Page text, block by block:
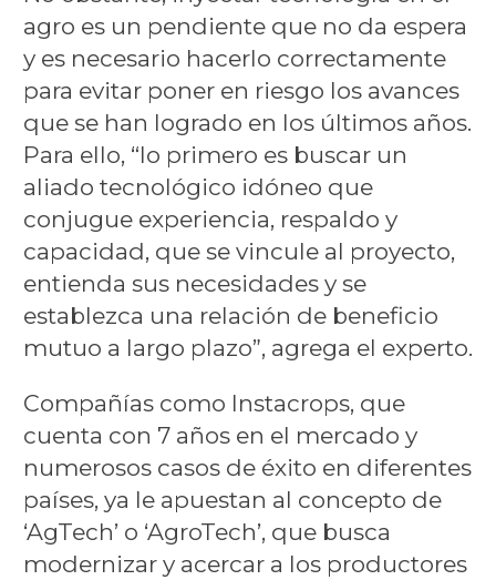
agro es un pendiente que no da espera
y es necesario hacerlo correctamente
para evitar poner en riesgo los avances
que se han logrado en los últimos años.
Para ello, “lo primero es buscar un
aliado tecnológico idóneo que
conjugue experiencia, respaldo y
capacidad, que se vincule al proyecto,
entienda sus necesidades y se
establezca una relación de beneficio
mutuo a largo plazo”, agrega el experto.
Compañías como Instacrops, que
cuenta con 7 años en el mercado y
numerosos casos de éxito en diferentes
países, ya le apuestan al concepto de
‘AgTech’ o ‘AgroTech’, que busca
modernizar y acercar a los productores